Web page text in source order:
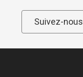
Suivez-nous